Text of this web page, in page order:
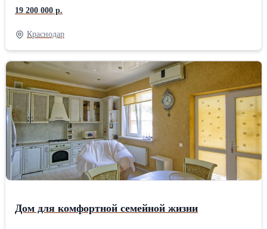
Дом кирпичный, 2014 года постройки. Площадь 100,2 м²,
участок 4,2 сотки. Высокие потолки 3 м, качественный ремонт,
тёплый и уютный дом с продуманной планировкой. В доме: • 3
изолированные комнаты • просторная кухня-гостиная 55,6 м² •
санузел в керамограните • вся мебель и техника остаются •
сплит-системы, газ, оптоволоконный интернет, сигнализация
Коммуникации: • газовое отопление • собственная скважина 35
м • септик 15 м³ • электричество 15 кВт Участок благоустроен: •
двор в брусчатке • откатные ворота • два навеса • терраса и зона
отдыха • сад с розами Тихая тупиковая улица с асфальтом. Рядом
магазины, рынок, аптеки, остановки, детские и спортивные
площадки. Школа и школьный автобус рядом. До ТРЦ Красная
Площадь несколько минут на машине. Отличный вариант для
семьи, которая ищет готовый дом в спокойном и развитом
районе Краснодара.
19 200 000 р.
Краснодар
Дом для комфортной семейной жизни